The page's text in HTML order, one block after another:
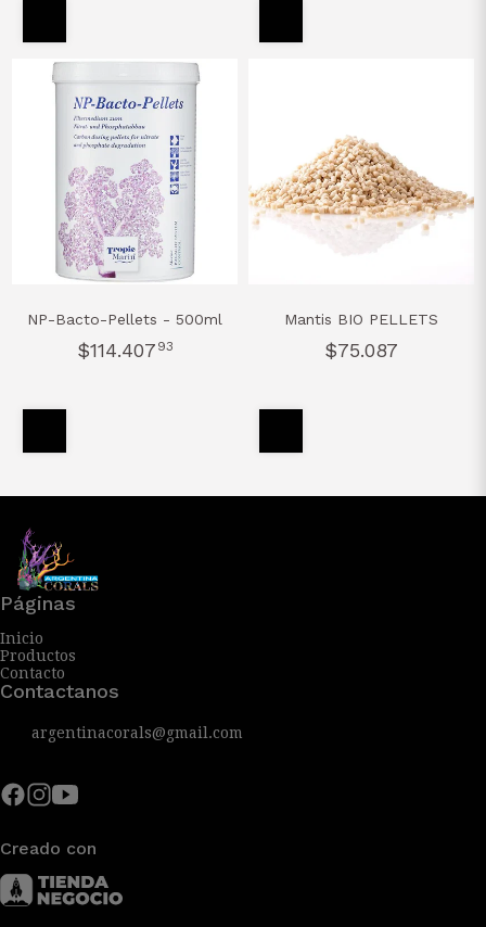
NP-Bacto-Pellets - 500ml
$114.407 93
Mantis BIO PELLETS
$75.087
Páginas
Inicio
Productos
Contacto
Contactanos
argentinacorals@gmail.com
Creado con